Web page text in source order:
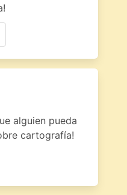
alguien pueda
cartografía!